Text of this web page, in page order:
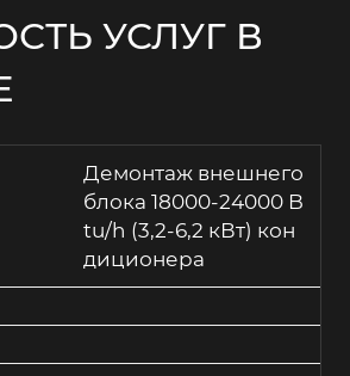
УСЛУГ В
Демонтаж внешнего
блока 18000-24000 B
tu/h (3,2-6,2 кВт) кон
диционера